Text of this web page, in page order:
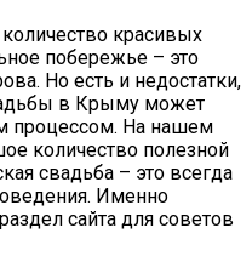
красивых
побережье – это
Но есть и недостатки,
в Крыму может
процессом. На нашем
количество полезной
свадьба – это всегда
Именно
сайта для советов